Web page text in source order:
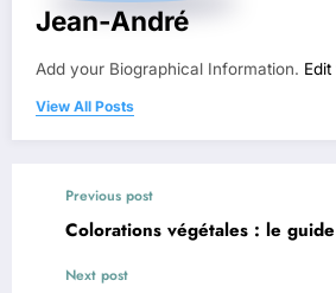
Jean-André
Add your Biographical Information.
View All Posts
Previous post
Colorations végétales : le
Next post